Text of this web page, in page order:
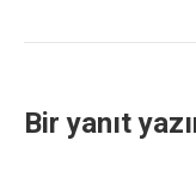
Bir yanıt